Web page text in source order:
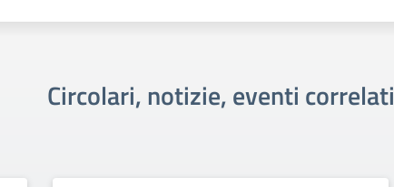
Circolari, notizie, eventi correlati